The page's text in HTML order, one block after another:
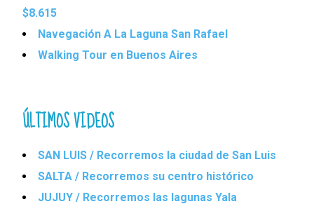
$8.615
Navegación A La Laguna San Rafael
Walking Tour en Buenos Aires
ÚLTIMOS VIDEOS
SAN LUIS / Recorremos la ciudad de San Luis
SALTA / Recorremos su centro histórico
JUJUY / Recorremos las lagunas Yala